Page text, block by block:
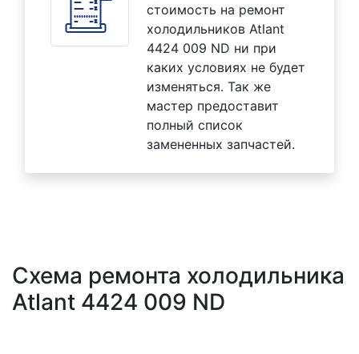
стоимость на ремонт
холодильников Atlant
4424 009 ND ни при
каких условиях не будет
изменяться. Так же
мастер предоставит
полный список
замененных запчастей.
Схема ремонта холодильника
Atlant 4424 009 ND